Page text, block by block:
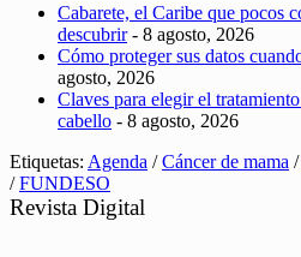
Cabarete, el Caribe que pocos
descubrir- 8 agosto, 2026
Cómo proteger sus datos
agosto, 2026
Claves para elegir el
cabello - 8 agosto, 2026
Etiquetas: Agenda /Cáncer de mama /
/FUNDESO
Revista Digital